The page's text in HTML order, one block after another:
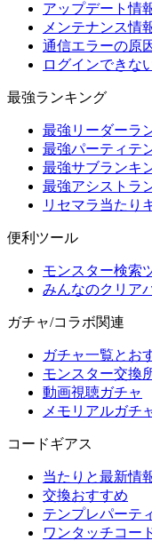
アップデート情
メンテナンス情
通信エラーの原
ログインできな
最強ランキング
最強リーダーラ
最強パーティテ
最強サブランキ
最強アシストラ
リセマラ当たり
便利ツール
モンスター検索
みんなのクリア
ガチャ/コラボ関連
ガチャ一覧とお
モンスター交換
動画視聴ガチャ
メモリアルガチ
コードギアス
当たりと最新情
交換おすすめ
テンプレパーテ
ワンタッチコー